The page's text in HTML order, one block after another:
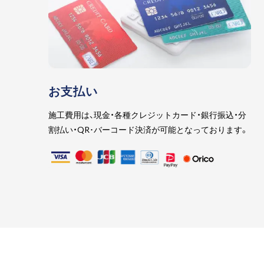
お支払い
施工費用は、現金・各種クレジットカード・銀行振込・分
割払い・QR･バーコード決済が可能となっております。